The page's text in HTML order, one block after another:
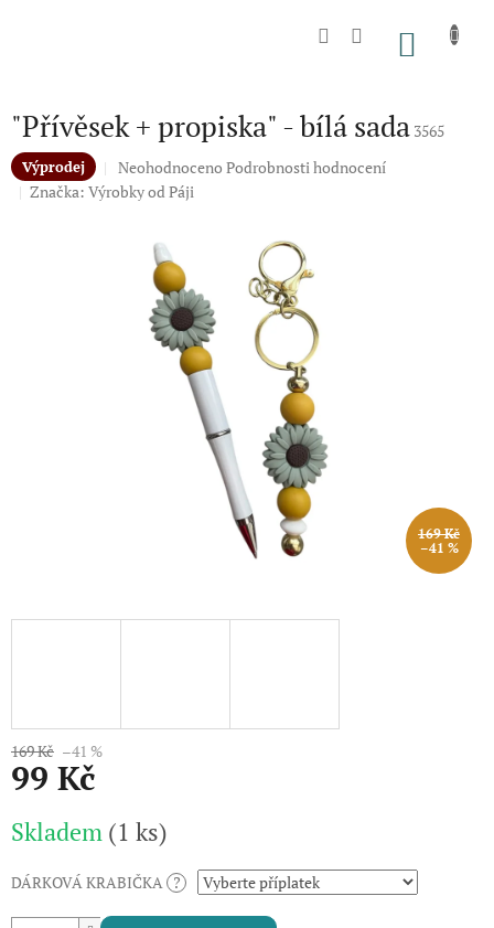
"Přívěsek + propiska" - bílá sada 3565
Výprodej
Průměrné
hodnocení
produktu
hvězdiček.
Neohodnoceno Podrobnosti hodnocení
Značka: Výrobky od Páji
169 Kč
–41 %
169 Kč –41 %
99 Kč
cena:
Skladem (1 ks)
DÁRKOVÁ KRABIČKA ?